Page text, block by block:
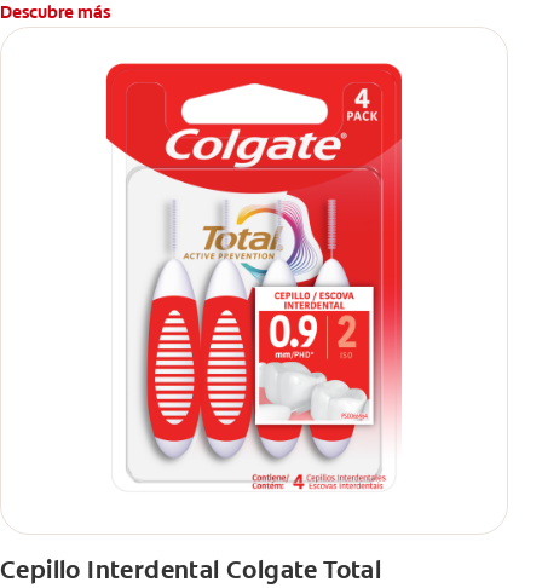
Descubre más
Cepillo Interdental Colgate Total